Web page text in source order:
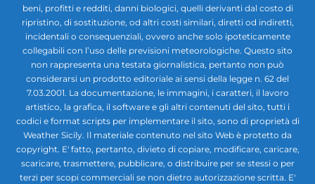
beni, profitti e redditi, danni biologici, quelli derivanti dal costo di
ripristino, di sostituzione, od altri costi similari, diretti od indiretti,
incidentali o consequenziali, ovvero anche solo ipoteticamente
collegabili con l’uso delle previsioni meteorologiche. Questo sito
non rappresenta una testata giornalistica, pertanto non può
considerarsi un prodotto editoriale ai sensi della legge n. 62 del
7.03.2001. La documentazione, le immagini, i caratteri, il lavoro
artistico, la grafica, il software e gli altri contenuti del sito, tutti i
codici e format scripts per implementare il sito, sono di proprietà di
Weather Sicily. Il materiale contenuto nel sito Web è protetto da
copyright. E' fatto, pertanto, divieto di copiare, modificare, caricare,
scaricare, trasmettere, pubblicare, o distribuire per se stessi o per
terzi per scopi commerciali se non dietro autorizzazione scritta. E'